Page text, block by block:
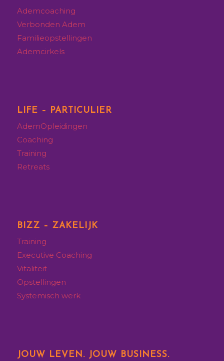
Ademcoaching
Verbonden Adem
Familieopstellingen
Ademcirkels
LIFE – PARTICULIER
AdemOpleidingen
Coaching
Training
Retreats
BIZZ – ZAKELIJK
Training
Executive Coaching
Vitaliteit
Opstellingen
Systemisch werk
JOUW LEVEN. JOUW BUSINESS.